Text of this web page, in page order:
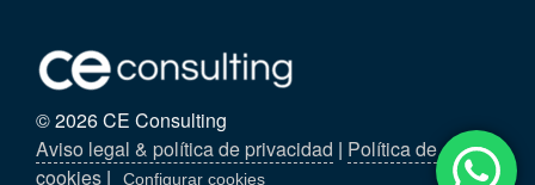
© 2026 CE Consulting
Aviso legal & política de privacidad | Política de
cookies | Configurar cookies